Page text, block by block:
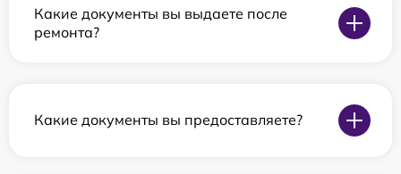
Какие документы вы выдаете после
ремонта?
Какие документы вы предоставляете?